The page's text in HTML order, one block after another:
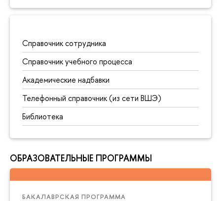
Справочник сотрудника
Справочник учебного процесса
Академические надбавки
Телефонный справочник (из сети ВШЭ)
Библиотека
ОБРАЗОВАТЕЛЬНЫЕ ПРОГРАММЫ
БАКАЛАВРСКАЯ ПРОГРАММА